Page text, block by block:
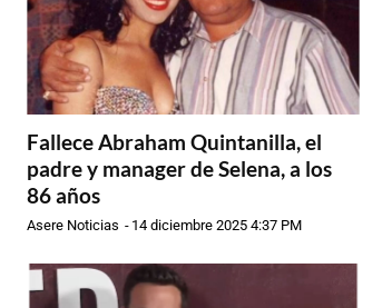
Fallece Abraham Quintanilla, el
padre y manager de Selena, a los
86 años
Asere Noticias - 14 diciembre 2025 4:37 PM